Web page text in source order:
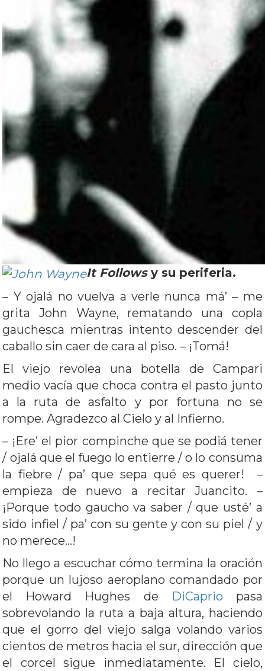
It Followsy su periferia.
– Y ojalá no vuelva a verle nunca má’ – me
grita John Wayne, rematando una copla
gauchesca mientras intento descender del
caballo sin caer de cara al piso. – ¡Tomá!
El viejo revolea una botella de Campari
medio vacía que choca contra el pasto junto
a la ruta de asfalto y por fortuna no se
rompe. Agradezco al Cielo y al Infierno.
– ¡Ere’ el pior compinche que se podiá tener
/ ojalá que el fuego lo entierre / o lo consuma
la fiebre / pa’ que sepa qué es querer! –
empieza de nuevo a recitar Juancito. –
¡Porque todo gaucho va saber / que usté’ a
sido infiel / pa’ con su gente y con su piel / y
no merece…!
No llego a escuchar cómo termina la oración
porque un lujoso aeroplano comandado por
el Howard Hughes de
DiCaprio pasa
sobrevolando la ruta a baja altura, haciendo
que el gorro del viejo salga volando varios
cientos de metros hacia el sur, dirección que
el corcel sigue inmediatamente. El cielo,